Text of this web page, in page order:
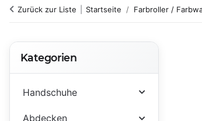
Zurück zur Liste Startseite Farbroller /
Kategorien
Handschuhe
Abdecken